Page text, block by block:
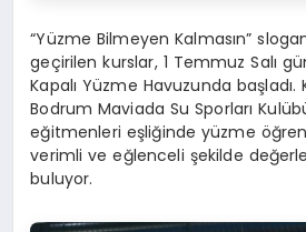
“Yüzme Bilmeyen Kalmasın”
geçirilen kurslar, 1 Temmuz Salı
Kapalı Yüzme Havuzunda
Bodrum Maviada Su Sporları
eğitmenleri eşliğinde yüzme
verimli ve eğlenceli şekilde
buluyor.